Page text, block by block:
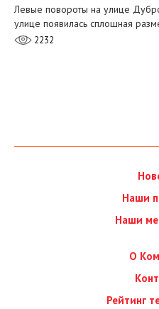
Левые повороты на улице
улице появилась сплошная
2232
Наши
Наши
О
Рейтинг